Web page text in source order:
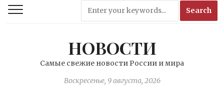
НОВОСТИ
Самые свежие новости России и мира
Воскресенье, 9 августа, 2026